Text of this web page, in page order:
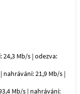
24,3 Mb/s | odezva:
nahrávání: 21,9 Mb/s |
Mb/s | nahrávání: